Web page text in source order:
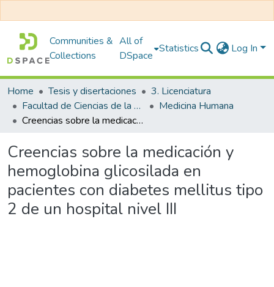
Communities &
Collections
All of
DSpace
Statistics Log In
Home Tesis y disertaciones
3. Licenciatura
Facultad de Ciencias de la Salud
Medicina Humana
Creencias sobre la medicación y hemoglobina glicosilada en pacientes con diabetes mellitus tipo 2 de un hospital nivel III
Creencias sobre la medicación y
hemoglobina glicosilada en
pacientes con diabetes mellitus tipo
2 de un hospital nivel III